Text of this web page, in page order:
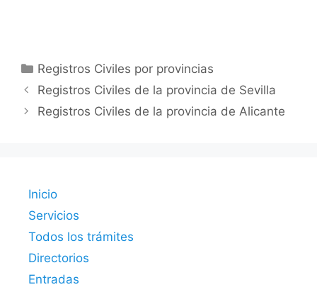
Categorías
Registros Civiles por provincias
Registros Civiles de la provincia de Sevilla
Registros Civiles de la provincia de Alicante
Inicio
Servicios
Todos los trámites
Directorios
Entradas